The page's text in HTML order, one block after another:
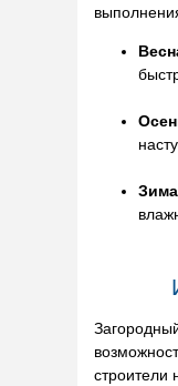
Зима
строители